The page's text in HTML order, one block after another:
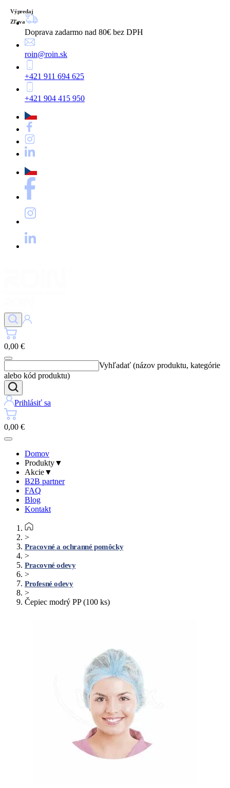
Doprava zadarmo nad 80€ bez DPH
roin@roin.sk
+421 911 694 625
+421 904 415 950
0,00 €
Vyhľadať (názov produktu, kategórie
alebo kód produktu)
Prihlásiť sa
0,00 €
Domov
Produkty▼
Akcie▼
B2B partner
FAQ
Blog
Kontakt
>
Pracovné a ochranné pomôcky
>
Pracovné odevy
>
Profesné odevy
>
Čepiec modrý PP (100 ks)
Výpredaj
Zľava